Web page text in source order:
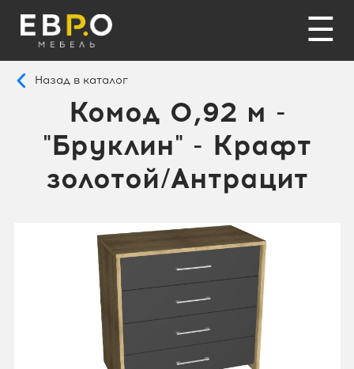
☰
Назад в каталог
Комод 0,92 м -
"Бруклин" - Крафт
золотой/Антрацит